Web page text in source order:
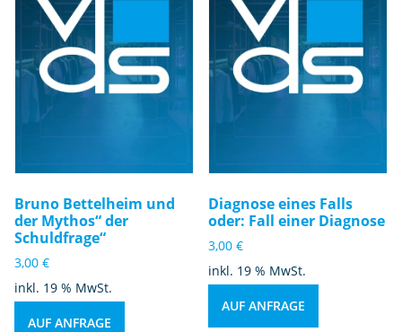
Bruno Bettelheim und
der Mythos“ der
Schuldfrage“
3,00 €
inkl. 19 % MwSt.
AUF ANFRAGE
Diagnose eines Falls
oder: Fall einer Diagnose
3,00€
inkl. 19 % MwSt.
AUF ANFRAGE